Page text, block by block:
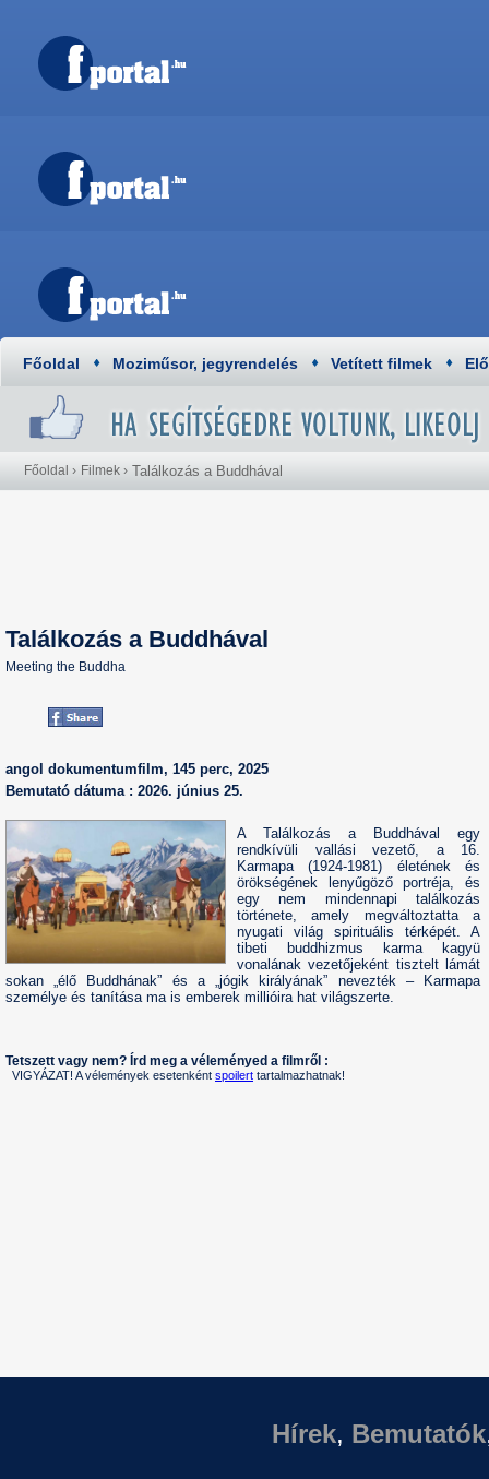
Főoldal Moziműsor, jegyrendelés Vetített filmek
Főoldal › Filmek › Találkozás a Buddhával
Találkozás a Buddhával
Meeting the Buddha
angol dokumentumfilm, 145 perc, 2025
Bemutató dátuma : 2026. június 25.
A Találkozás a Buddhával egy
rendkívüli vallási vezető, a 16.
Karmapa (1924-1981) életének és
örökségének lenyűgöző portréja, és
egy nem mindennapi találkozás
története, amely megváltoztatta a
nyugati világ spirituális térképét. A
tibeti buddhizmus karma kagyü
vonalának vezetőjeként tisztelt lámát
sokan „élő Buddhának” és a „jógik királyának” nevezték – Karmapa
személye és tanítása ma is emberek millióira hat világszerte.
Tetszett vagy nem? Írd meg a véleményed a filmről :
VIGYÁZAT! A vélemények esetenként spoilert tartalmazhatnak!
Hírek, Bemutatók